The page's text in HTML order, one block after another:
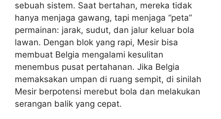
sebuah sistem. Saat bertahan, mereka tidak
hanya menjaga gawang, tapi menjaga “peta”
permainan: jarak, sudut, dan jalur keluar bola
lawan. Dengan blok yang rapi, Mesir bisa
membuat Belgia mengalami kesulitan
menembus pusat pertahanan. Jika Belgia
memaksakan umpan di ruang sempit, di sinilah
Mesir berpotensi merebut bola dan melakukan
serangan balik yang cepat.